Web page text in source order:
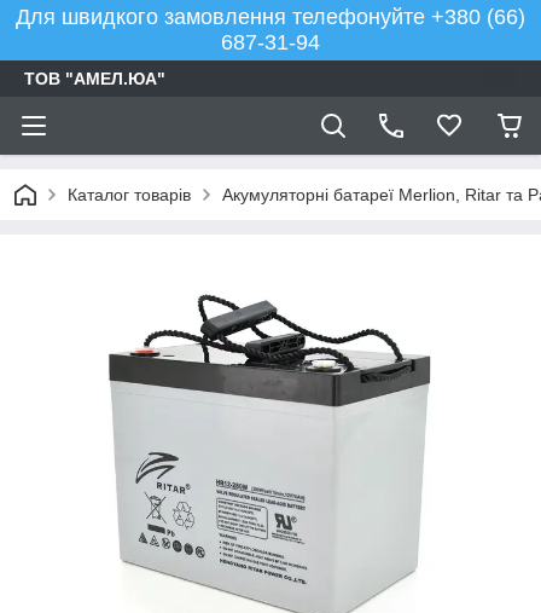
Для швидкого замовлення телефонуйте +380 (66)
687-31-94
ТОВ "АМЕЛ.ЮА"
Каталог товарів Акумуляторні батареї Merlion, Ritar та